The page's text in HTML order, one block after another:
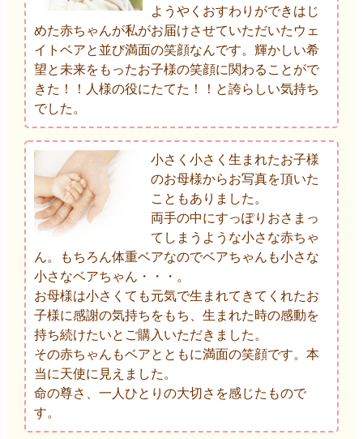
ようやくおすわりができはじ
めた赤ちゃんが私がお届けさせていただいたウェ
イトベアと並び満面の笑顔なんです。輝かしい希
望と未来をもったお子様の笑顔に関わることがで
きた！！人様の役にたてた！！と誇らしい気持ち
でした。
小さく小さく生まれたお子様
のお母様からお写真を頂いた
こともありました。
両手の中にすっぽりおさまっ
てしまうような小さな赤ちゃ
ん。もちろん体重ベアなのでベアちゃんも小さな
小さなベアちゃん・・・。
お母様は小さくても元気で生まれてきてくれたお
子様に感謝の気持ちをもち、生まれた時の感動を
持ち続けたいとご購入いただきました。
その赤ちゃんもベアとともに満面の笑顔です。本
当に天使に見えました。
命の尊さ、一人ひとりの大切さを感じたもので
す。